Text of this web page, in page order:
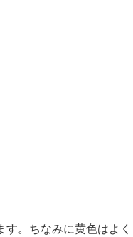
。ちなみに黄色はよ